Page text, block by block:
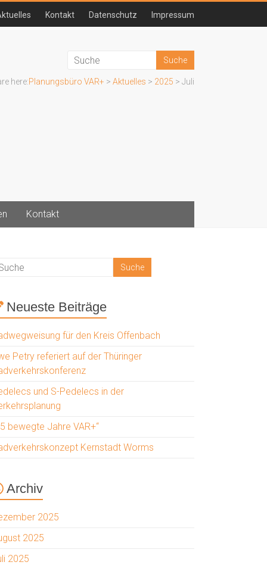
Kontakt Datenschutz Impressum
here:Planungsbüro VAR+ > Aktuelles > 2025 > Juli
Kontakt
Neueste Beiträge
für den Kreis Offenbach
Petry referiert auf der Thüringer
und S-Pedelecs in der
bewegte Jahre VAR+“
Kernstadt Worms
Archiv
2025
2025
2025